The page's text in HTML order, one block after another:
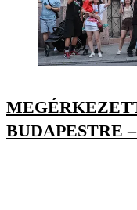
BUDAPESTRE